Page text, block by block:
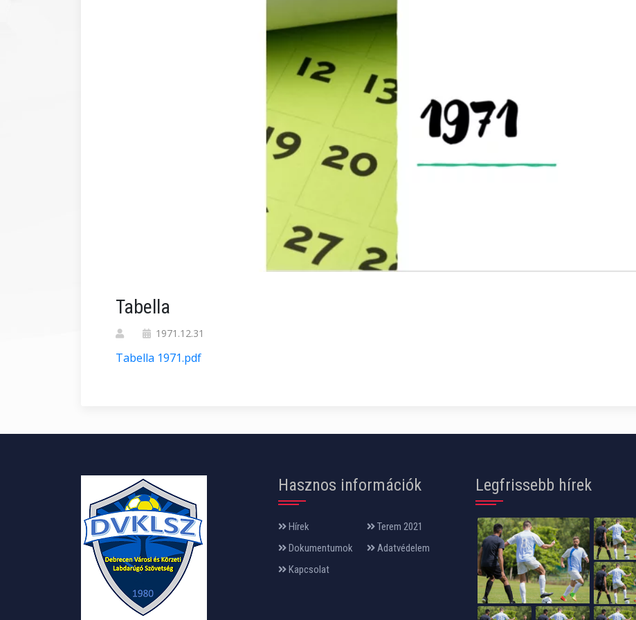
Tabella
1971.12.31
Tabella 1971.pdf
Hasznos információk
Hírek
Terem 2021
Dokumentumok
Adatvédelem
Kapcsolat
Legfrissebb hírek